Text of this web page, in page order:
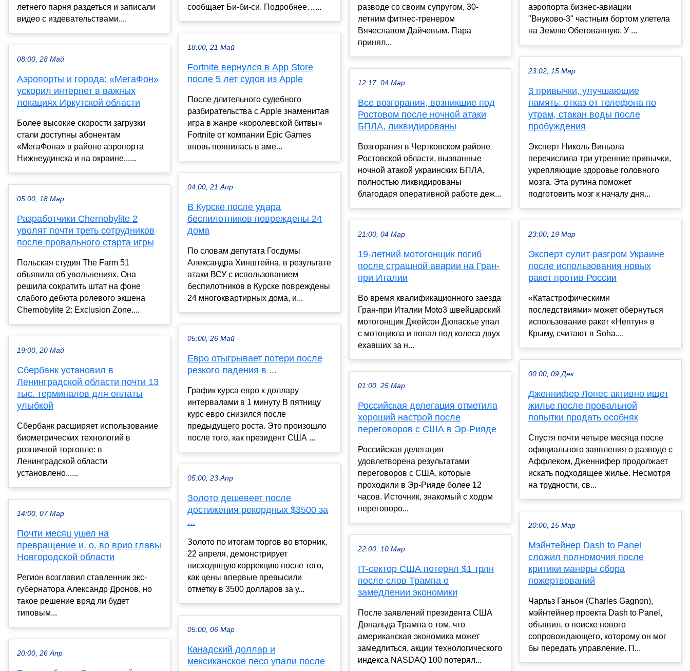
летнего парня раздеться и записали
видео с издевательствами....
08:00, 28 Май
Аэропорты и города: «МегаФон»
ускорил интернет в важных
локациях Иркутской области
Более высокие скорости загрузки
стали доступны абонентам
«МегаФона» в районе аэропорта
Нижнеудинска и на окраине......
05:00, 18 Мар
Разработчики Chernobylite 2
уволят почти треть сотрудников
после провального старта игры
Польская студия The Farm 51
объявила об увольнениях. Она
решила сократить штат на фоне
слабого дебюта ролевого экшена
Chernobylite 2: Exclusion Zone....
19:00, 20 Май
Сбербанк установил в
Ленинградской области почти 13
тыс. терминалов для оплаты
улыбкой
Сбербанк расширяет использование
биометрических технологий в
розничной торговле: в
Ленинградской области
установлено......
14:00, 07 Мар
Почти месяц ушел на
превращение и. о. во врио главы
Новгородской области
Регион возглавил ставленник экс-
губернатора Александр Дронов, но
такое решение вряд ли будет
типовым...
20:00, 26 Апр
сообщает Би‑би‑си. Подробнее…...
18:00, 21 Май
Fortnite вернулся в App Store
после 5 лет судов из Apple
После длительного судебного
разбирательства с Apple знаменитая
игра в жанре «королевской битвы»
Fortnite от компании Epic Games
вновь появилась в аме...
04:00, 21 Апр
В Курске после удара
беспилотников повреждены 24
дома
По словам депутата Госдумы
Александра Хинштейна, в результате
атаки ВСУ с использованием
беспилотников в Курске повреждены
24 многоквартирных дома, и...
05:00, 26 Май
Евро отыгрывает потери после
резкого падения в ...
График курса евро к доллару
интервалами в 1 минуту В пятницу
курс евро снизился после
предыдущего роста. Это произошло
после того, как президент США ...
05:00, 23 Апр
Золото дешевеет после
достижения рекордных $3500 за
...
Золото по итогам торгов во вторник,
22 апреля, демонстрирует
нисходящую коррекцию после того,
как цены впервые превысили
отметку в 3500 долларов за у...
05:00, 06 Мар
Канадский доллар и
мексиканское песо упали после
разводе со своим супругом, 30-
летним фитнес-тренером
Вячеславом Дайчевым. Пара
принял...
12:17, 04 Мар
Все возгорания, возникшие под
Ростовом после ночной атаки
БПЛА, ликвидированы
Возгорания в Чертковском районе
Ростовской области, вызванные
ночной атакой украинских БПЛА,
полностью ликвидированы
благодаря оперативной работе деж...
21:00, 04 Мар
19-летний мотогонщик погиб
после страшной аварии на Гран-
при Италии
Во время квалификационного заезда
Гран-при Италии Moto3 швейцарский
мотогонщик Джейсон Дюпаскье упал
с мотоцикла и попал под колеса двух
ехавших за н...
01:00, 25 Мар
Российская делегация отметила
хороший настрой после
переговоров с США в Эр-Рияде
Российская делегация
удовлетворена результатами
переговоров с США, которые
проходили в Эр-Рияде более 12
часов. Источник, знакомый с ходом
переговоро...
22:00, 10 Мар
IT-сектор США потерял $1 трлн
после слов Трампа о
замедлении экономики
После заявлений президента США
Дональда Трампа о том, что
американская экономика может
замедлиться, акции технологического
индекса NASDAQ 100 потерял...
аэропорта бизнес-авиации
"Внуково-3" частным бортом улетела
на Землю Обетованную. У ...
23:02, 15 Мар
3 привычки, улучшающие
память: отказ от телефона по
утрам, стакан воды после
пробуждения
Эксперт Николь Виньола
перечислила три утренние привычки,
укрепляющие здоровье головного
мозга. Эта рутина поможет
подготовить мозг к началу дня...
23:00, 19 Мар
Эксперт сулит разгром Украине
после использования новых
ракет против России
«Катастрофическими
последствиями» может обернуться
использование ракет «Нептун» в
Крыму, считают в Soha....
00:00, 09 Дек
Дженнифер Лопес активно ищет
жилье после провальной
попытки продать особняк
Спустя почти четыре месяца после
официального заявления о разводе с
Аффлеком, Дженнифер продолжает
искать подходящее жилье. Несмотря
на трудности, св...
20:00, 15 Мар
Мэйнтейнер Dash to Panel
сложил полномочия после
критики манеры сбора
пожертвований
Чарльз Ганьон (Charles Gagnon),
мэйнтейнер проекта Dash to Panel,
объявил, о поиске нового
сопровождающего, которому он мог
бы передать управление. П...